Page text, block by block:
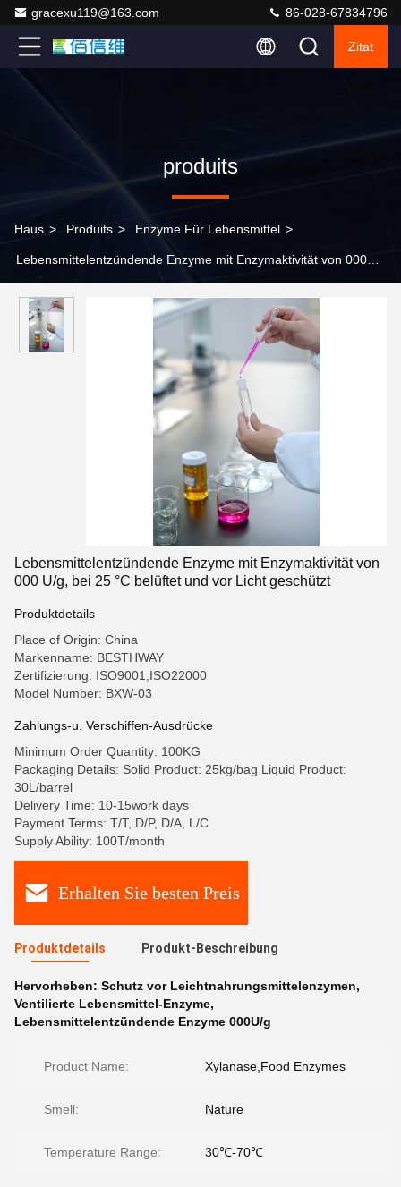
gracexu119@163.com 86-028-67834796
Zitat
produits
Haus > Produits > Enzyme Für Lebensmittel >
Lebensmittelentzündende Enzyme mit Enzymaktivität von 000
Lebensmittelentzündende Enzyme mit Enzymaktivität von
000 U/g, bei 25 °C belüftet und vor Licht geschützt
Produktdetails
Place of Origin: China
Markenname: BESTHWAY
Zertifizierung: ISO9001,ISO22000
Model Number: BXW-03
Zahlungs-u. Verschiffen-Ausdrücke
Minimum Order Quantity: 100KG
Packaging Details: Solid Product: 25kg/bag Liquid Product:
30L/barrel
Delivery Time: 10-15work days
Payment Terms: T/T, D/P, D/A, L/C
Supply Ability: 100T/month
Erhalten Sie besten Preis
Produktdetails Produkt-Beschreibung
Hervorheben: Schutz vor Leichtnahrungsmittelenzymen,
Ventilierte Lebensmittel-Enzyme,
Lebensmittelentzündende Enzyme 000U/g
Product Name: Xylanase,Food Enzymes
Smell: Nature
Temperature Range: 30℃-70℃